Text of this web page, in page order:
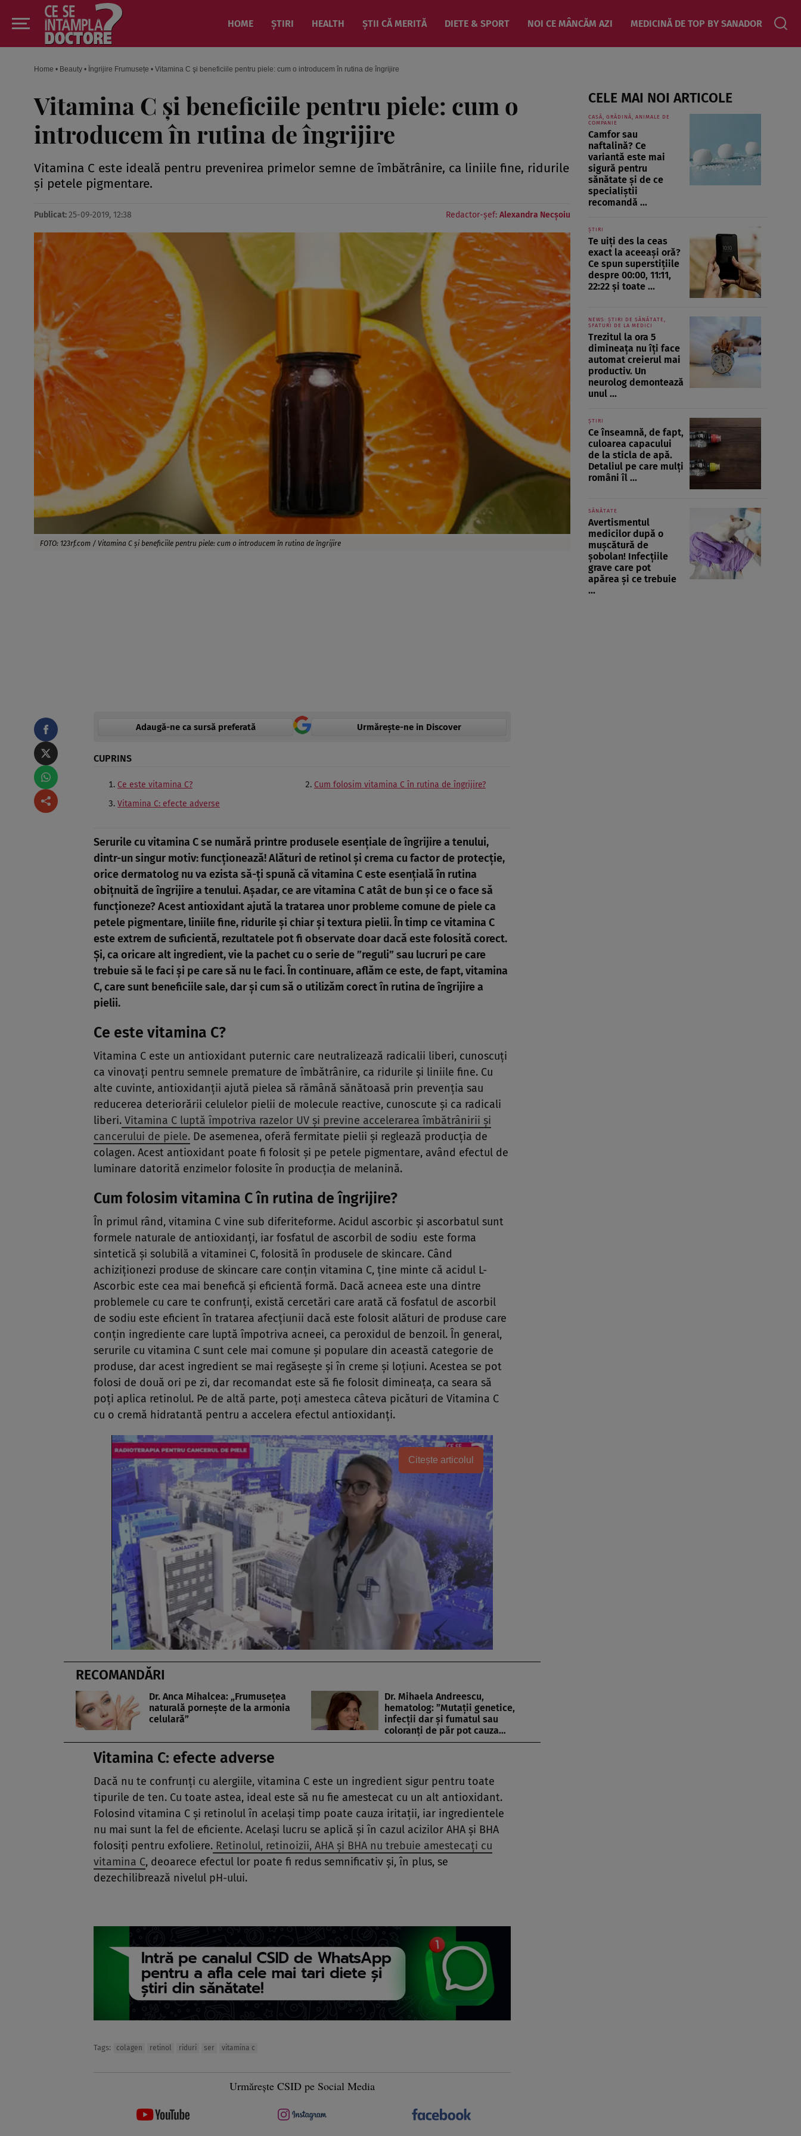
HOME ȘTIRI HEALTH ȘTII CĂ MERITĂ DIETE & SPORT NOI CE MÂNCĂM AZI MEDICINĂ DE TOP BY SANADOR
Home • Beauty • Îngrijire Frumusețe • Vitamina C şi beneficiile pentru piele: cum o introducem în rutina de îngrijire
Vitamina C şi beneficiile pentru piele: cum o
introducem în rutina de îngrijire
Vitamina C este ideală pentru prevenirea primelor semne de îmbătrânire, ca liniile fine, ridurile
şi petele pigmentare.
Publicat:25-09-2019, 12:38 Redactor-șef: Alexandra Necșoiu
FOTO: 123rf.com / Vitamina C şi beneficiile pentru piele: cum o introducem în rutina de îngrijire
Adaugă-ne ca sursă preferată Urmărește-ne in Discover
CUPRINS
Ce este vitamina C?
Cum folosim vitamina C în rutina de îngrijire?
Vitamina C: efecte adverse
Serurile cu vitamina C se numără printre produsele esenţiale de îngrijire a tenului,
dintr-un singur motiv: funcţionează! Alături de retinol şi crema cu factor de protecţie,
orice dermatolog nu va ezista să-ţi spună că vitamina C este esenţială în rutina
obiţnuită de îngrijire a tenului. Aşadar, ce are vitamina C atât de bun şi ce o face să
funcţioneze? Acest antioxidant ajută la tratarea unor probleme comune de piele ca
petele pigmentare, liniile fine, ridurile şi chiar şi textura pielii. În timp ce vitamina C
este extrem de suficientă, rezultatele pot fi observate doar dacă este folosită corect.
Şi, ca oricare alt ingredient, vie la pachet cu o serie de ”reguli” sau lucruri pe care
trebuie să le faci şi pe care să nu le faci. În continuare, aflăm ce este, de fapt, vitamina
C, care sunt beneficiile sale, dar şi cum să o utilizăm corect în rutina de îngrijire a
pielii.
Ce este vitamina C?
Vitamina C este un antioxidant puternic care neutralizează radicalii liberi, cunoscuţi
ca vinovaţi pentru semnele premature de îmbătrânire, ca ridurile şi liniile fine. Cu
alte cuvinte, antioxidanţii ajută pielea să rămână sănătoasă prin prevenţia sau
reducerea deteriorării celulelor pielii de molecule reactive, cunoscute şi ca radicali
liberi. Vitamina C luptă împotriva razelor UV şi previne accelerarea îmbătrânirii şi
cancerului de piele. De asemenea, oferă fermitate pielii şi reglează producţia de
colagen. Acest antioxidant poate fi folosit şi pe petele pigmentare, având efectul de
luminare datorită enzimelor folosite în producţia de melanină.
Cum folosim vitamina C în rutina de îngrijire?
În primul rând, vitamina C vine sub diferiteforme. Acidul ascorbic şi ascorbatul sunt
formele naturale de antioxidanţi, iar fosfatul de ascorbil de sodiu este forma
sintetică şi solubilă a vitaminei C, folosită în produsele de skincare. Când
achiziţionezi produse de skincare care conţin vitamina C, ţine minte că acidul L-
Ascorbic este cea mai benefică şi eficientă formă. Dacă acneea este una dintre
problemele cu care te confrunţi, există cercetări care arată că fosfatul de ascorbil
de sodiu este eficient în tratarea afecţiunii dacă este folosit alături de produse care
conţin ingrediente care luptă împotriva acneei, ca peroxidul de benzoil. În general,
serurile cu vitamina C sunt cele mai comune şi populare din această categorie de
produse, dar acest ingredient se mai regăseşte şi în creme şi loţiuni. Acestea se pot
folosi de două ori pe zi, dar recomandat este să fie folosit dimineaţa, ca seara să
poţi aplica retinolul. Pe de altă parte, poţi amesteca câteva picături de Vitamina C
cu o cremă hidratantă pentru a accelera efectul antioxidanţi.
Citește articolul
RECOMANDĂRI
Dr. Anca Mihalcea: „Frumuseţea
naturală porneşte de la armonia
celulară”
Dr. Mihaela Andreescu,
hematolog: ”Mutaţii genetice,
infecţii dar şi fumatul sau
coloranţi de păr pot cauza…
Vitamina C: efecte adverse
Dacă nu te confrunţi cu alergiile, vitamina C este un ingredient sigur pentru toate
tipurile de ten. Cu toate astea, ideal este să nu fie amestecat cu un alt antioxidant.
Folosind vitamina C şi retinolul în acelaşi timp poate cauza iritaţii, iar ingredientele
nu mai sunt la fel de eficiente. Acelaşi lucru se aplică şi în cazul acizilor AHA şi BHA
folosiţi pentru exfoliere. Retinolul, retinoizii, AHA şi BHA nu trebuie amestecaţi cu
vitamina C, deoarece efectul lor poate fi redus semnificativ şi, în plus, se
dezechilibrează nivelul pH-ului.
Tags: colagen retinol riduri ser vitamina c
Urmărește CSID pe Social Media
CELE MAI NOI ARTICOLE
CASĂ, GRĂDINĂ, ANIMALE DE
COMPANIE
Camfor sau
naftalină? Ce
variantă este mai
sigură pentru
sănătate și de ce
specialiștii
recomandă ...
ȘTIRI
Te uiți des la ceas
exact la aceeași oră?
Ce spun superstițiile
despre 00:00, 11:11,
22:22 și toate ...
NEWS: ȘTIRI DE SĂNĂTATE,
SFATURI DE LA MEDICI
Trezitul la ora 5
dimineața nu îți face
automat creierul mai
productiv. Un
neurolog demontează
unul ...
ȘTIRI
Ce înseamnă, de fapt,
culoarea capacului
de la sticla de apă.
Detaliul pe care mulți
români îl ...
SĂNĂTATE
Avertismentul
medicilor după o
mușcătură de
șobolan! Infecțiile
grave care pot
apărea și ce trebuie
...